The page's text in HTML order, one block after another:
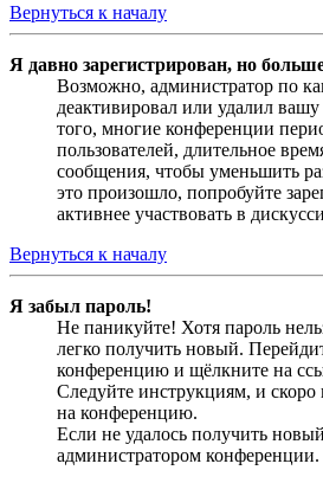
Вернуться к началу
Я давно зарегистрирован, но
Возможно, администратор по
деактивировал или удалил
того, многие конференции
пользователей, длительное
сообщения, чтобы уменьшить
это произошло, попробуйте
активнее участвовать в
Вернуться к началу
Я забыл пароль!
Не паникуйте! Хотя пароль
легко получить новый.
конференцию и щёлкните на
Следуйте инструкциям, и
на конференцию.
Если не удалось получить
администратором конференции.